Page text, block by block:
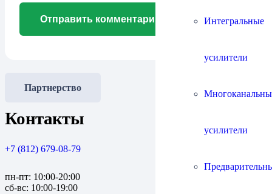
Интегральные
усилители
усилители
Отправить комментарий
Партнерство
Контакты
+7 (812) 679-08-79
пн-пт: 10:00-20:00
сб-вс: 10:00-19:00